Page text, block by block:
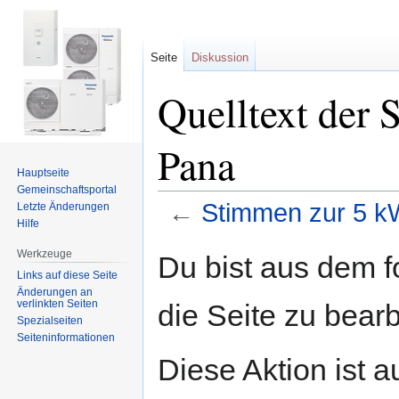
Quelltext der
Pana
← Stimmen zur 5
Navigation
Suche
Du bist aus dem
die Seite zu
Diese Aktion ist
Seite Diskussion
Hauptseite
Gemeinschafts­portal
Letzte Änderungen
Hilfe
Werkzeuge
Links auf diese Seite
Änderungen an
verlinkten Seiten
Spezialseiten
Seiten­informationen